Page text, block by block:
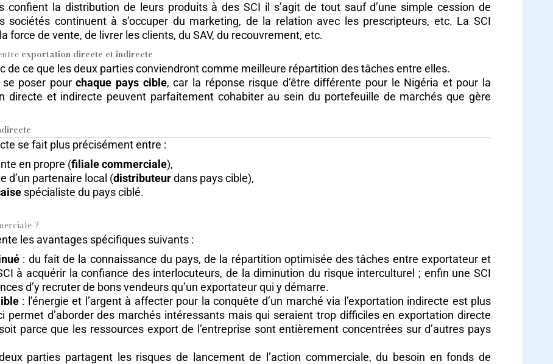
confient la distribution de leurs produits à des SCI il s’agit de tout sauf d’une simple cession de
continuent à s’occuper du marketing, de la relation avec les prescripteurs, etc. La SCI
force de vente, de livrer les clients, du SAV, du recouvrement, etc.
exportation directe et indirecte
de ce que les deux parties conviendront comme meilleure répartition des tâches entre elles.
se poser pourchaque pays cible, car la réponse risque d’être différente pour le Nigéria et pour la
directe et indirecte peuvent parfaitement cohabiter au sein du portefeuille de marchés que gère
se fait plus précisément entre :
en propre (filiale commerciale),
d’un partenaire local (distributeurdans pays cible),
spécialiste du pays ciblé.
?
les avantages spécifiques suivants :
: du fait de la connaissance du pays, de la répartition optimisée des tâches entre exportateur et
à acquérir la confiance des interlocuteurs, de la diminution du risque interculturel ; enfin une SCI
d’y recruter de bons vendeurs qu’un exportateur qui y démarre.
: l’énergie et l’argent à affecter pour la conquête d’un marché via l’exportation indirecte est plus
permet d’aborder des marchés intéressants mais qui seraient trop difficiles en exportation directe
parce que les ressources export de l’entreprise sont entièrement concentrées sur d’autres pays
parties partagent les risques de lancement de l’action commerciale, du besoin en fonds de